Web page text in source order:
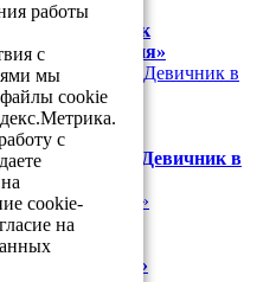
из площадок
«Мы – Россия»
прошёл «Девичник в
друзей»
работы
с
мы
cookie
с
cookie-
на